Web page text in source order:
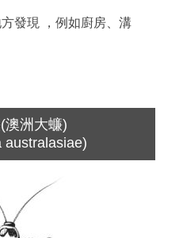
發現 ，例如廚房、溝
澳洲大蠊)
australasiae)